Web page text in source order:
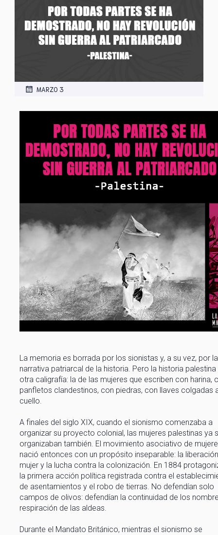
MARZO 3
La memoria es borrada por los sionistas y, a su vez, por la
narrativa patriarcal de la historia. Pero la historia palestina
otra caligrafía: la de las mujeres que escriben con harina,
panfletos clandestinos, con piedras, con llaves colgadas
cuello.
A finales del siglo XIX, cuando el sionismo comenzaba a
organizar su proyecto colonial, las mujeres palestinas ya
organizaban también. El movimiento asociativo de
nació entonces con un propósito inseparable: la
mujer y la lucha contra la colonización. En 1884
la primera acción política registrada contra el
de asentamientos y el robo de tierras. No defendían solo
campos de olivos: defendían la continuidad de los
respiración de las aldeas.
Durante el Mandato Británico, mientras el sionismo se